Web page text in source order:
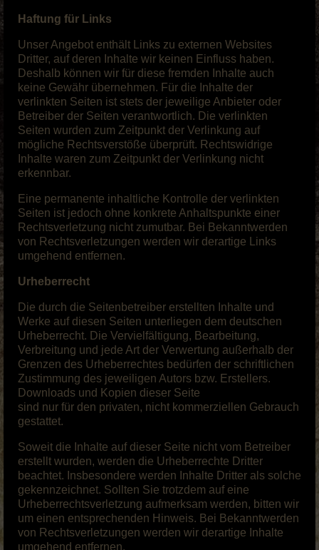
Haftung für Links
Unser Angebot enthält Links zu externen Websites
Dritter, auf deren Inhalte wir keinen Einfluss haben.
Deshalb können wir für diese fremden Inhalte auch
keine Gewähr übernehmen. Für die Inhalte der
verlinkten Seiten ist stets der jeweilige Anbieter oder
Betreiber der Seiten verantwortlich. Die verlinkten
Seiten wurden zum Zeitpunkt der Verlinkung auf
mögliche Rechtsverstöße überprüft. Rechtswidrige
Inhalte waren zum Zeitpunkt der Verlinkung nicht
erkennbar.
Eine permanente inhaltliche Kontrolle der verlinkten
Seiten ist jedoch ohne konkrete Anhaltspunkte einer
Rechtsverletzung nicht zumutbar. Bei Bekanntwerden
von Rechtsverletzungen werden wir derartige Links
umgehend entfernen.
Urheberrecht
Die durch die Seitenbetreiber erstellten Inhalte und
Werke auf diesen Seiten unterliegen dem deutschen
Urheberrecht. Die Vervielfältigung, Bearbeitung,
Verbreitung und jede Art der Verwertung außerhalb der
Grenzen des Urheberrechtes bedürfen der schriftlichen
Zustimmung des jeweiligen Autors bzw. Erstellers.
Downloads und Kopien dieser Seite
sind nur für den privaten, nicht kommerziellen Gebrauch
gestattet.
Soweit die Inhalte auf dieser Seite nicht vom Betreiber
erstellt wurden, werden die Urheberrechte Dritter
beachtet. Insbesondere werden Inhalte Dritter als solche
gekennzeichnet. Sollten Sie trotzdem auf eine
Urheberrechtsverletzung aufmerksam werden, bitten wir
um einen entsprechenden Hinweis. Bei Bekanntwerden
von Rechtsverletzungen werden wir derartige Inhalte
umgehend entfernen.